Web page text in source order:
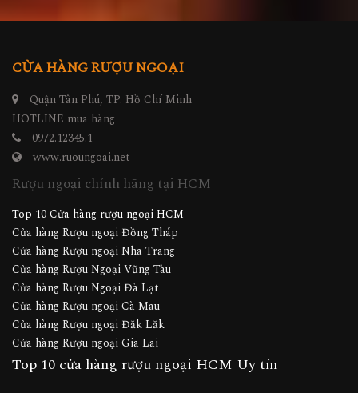
CỬA HÀNG RƯỢU NGOẠI
Quận Tân Phú, TP. Hồ Chí Minh
HOTLINE mua hàng
0972.12345.1
www.ruoungoai.net
Rượu ngoại chính hãng tại HCM
Top 10 Cửa hàng rượu ngoại HCM
Cửa hàng Rượu ngoại Đồng Tháp
Cửa hàng Rượu ngoại Nha Trang
Cửa hàng Rượu Ngoại Vũng Tàu
Cửa hàng Rượu Ngoại Đà Lạt
Cửa hàng Rượu ngoại Cà Mau
Cửa hàng Rượu ngoại Đăk Lăk
Cửa hàng Rượu ngoại Gia Lai
Top 10 cửa hàng rượu ngoại HCM Uy tín